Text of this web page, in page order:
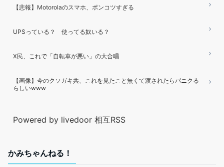
【悲報】Motorolaのスマホ、ポンコツすぎる
UPSっている？ 使ってる奴いる？
X民、これで「自転車が悪い」の大合唱
【画像】今のクソガキ共、これを見たこと無くて渡されたらパニクる
らしいwww
Powered by livedoor 相互RSS
かみちゃんねる！